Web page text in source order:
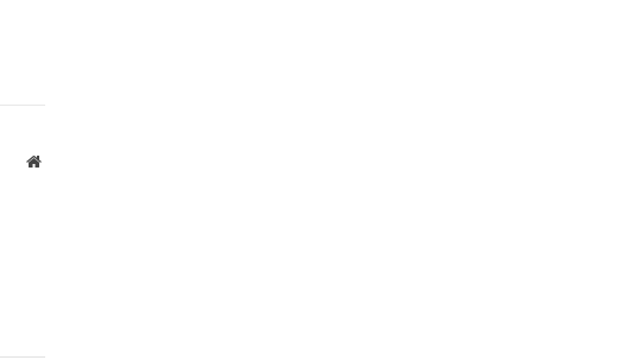
Website